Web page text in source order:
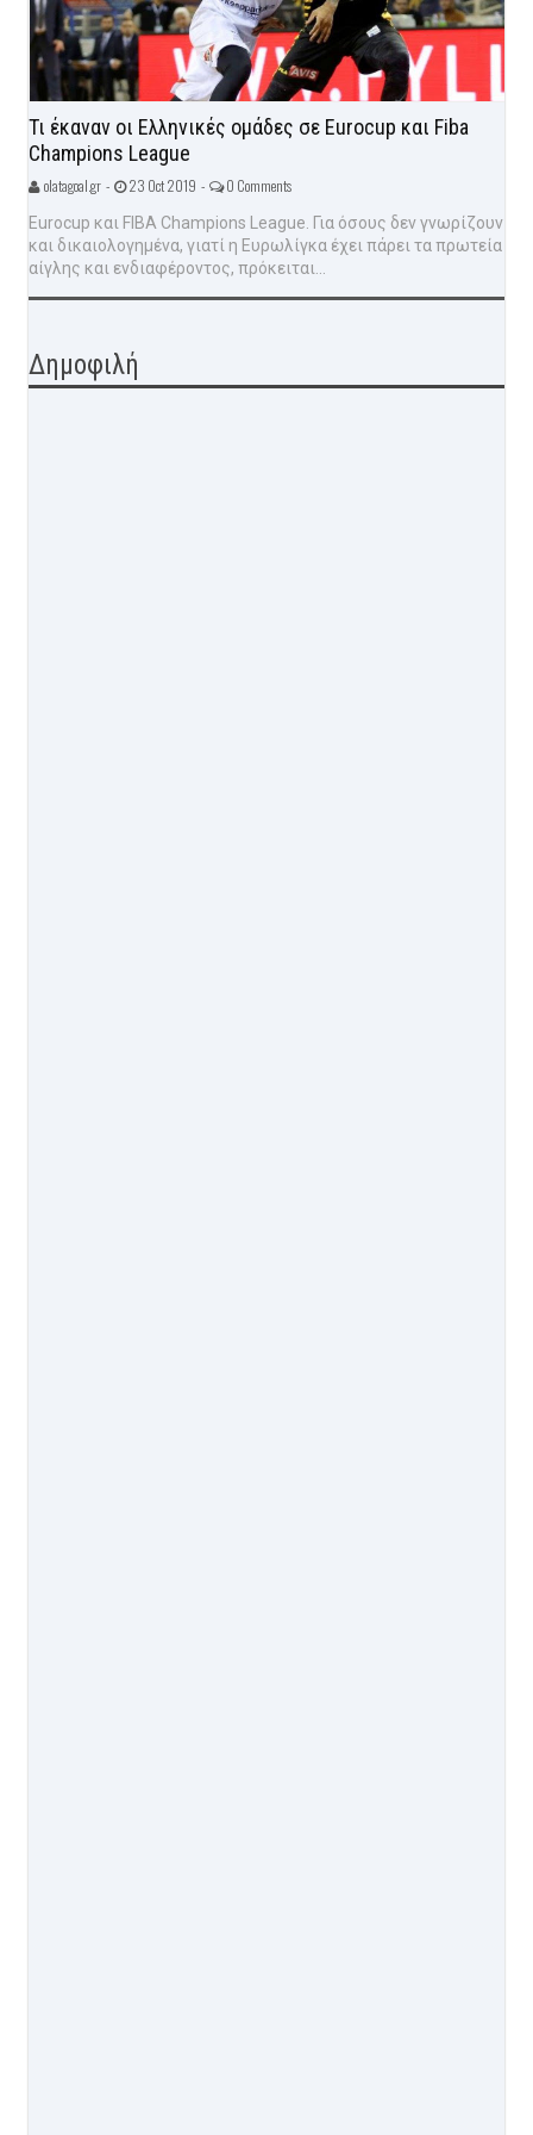
Τι έκαναν οι Ελληνικές ομάδες σε Eurocup και Fiba
Champions League
olatagoal.gr - 23 Oct 2019 - 0 Comments
Eurocup και FIBA Champions League. Για όσους δεν γνωρίζουν
και δικαιολογημένα, γιατί η Ευρωλίγκα έχει πάρει τα πρωτεία
αίγλης και ενδιαφέροντος, πρόκειται...
Δημοφιλή